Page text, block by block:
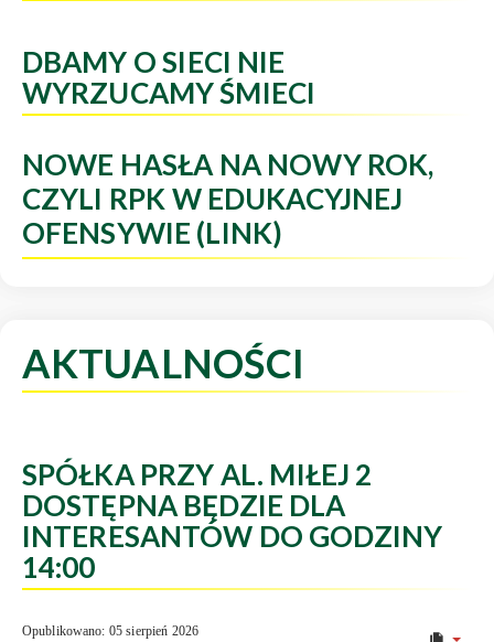
DBAMY O SIECI NIE
WYRZUCAMY ŚMIECI
NOWE HASŁA NA NOWY ROK,
CZYLI RPK W EDUKACYJNEJ
OFENSYWIE (LINK)
AKTUALNOŚCI
SPÓŁKA PRZY AL. MIŁEJ 2
DOSTĘPNA BĘDZIE DLA
INTERESANTÓW DO GODZINY
14:00
Opublikowano: 05 sierpień 2026